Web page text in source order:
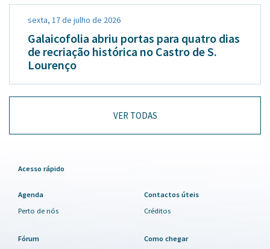
sexta, 17 de julho de 2026
Galaicofolia abriu portas para quatro dias
de recriação histórica no Castro de S.
Lourenço
VER TODAS
Acesso rápido
Agenda
Perto de nós
Contactos úteis
Créditos
Fórum
Como chegar